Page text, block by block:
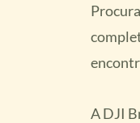
A DJI